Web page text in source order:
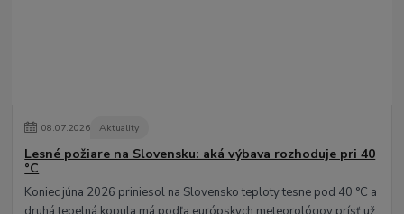
08.07.2026 Aktuality
Lesné požiare na Slovensku: aká výbava rozhoduje pri 40
°C
Koniec júna 2026 priniesol na Slovensko teploty tesne pod 40 °C a